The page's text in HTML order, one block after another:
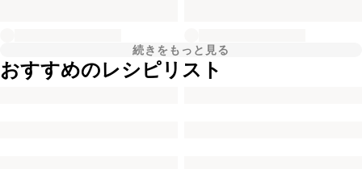
続きをもっと見る
おすすめのレシピリスト